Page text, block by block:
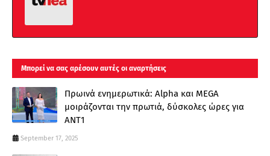
Μπορεί να σας αρέσουν αυτές οι αναρτήσεις
Πρωινά ενημερωτικά: Alpha και MEGA
μοιράζονται την πρωτιά, δύσκολες ώρες για
ΑΝΤ1
September 17, 2025